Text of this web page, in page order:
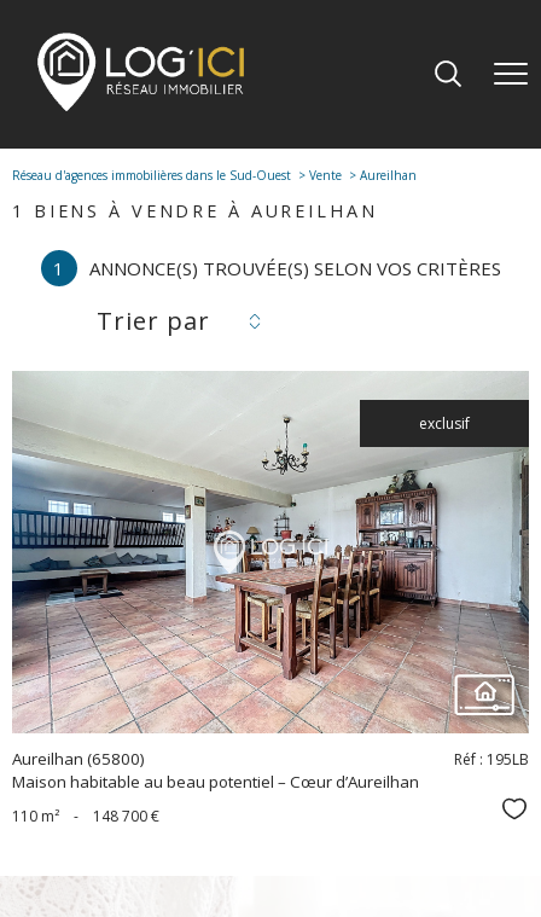
Réseau d'agences immobilières dans le Sud-Ouest Vente Aureilhan
1 BIENS À VENDRE À AUREILHAN
1 ANNONCE(S) TROUVÉE(S) SELON VOS CRITÈRES
Trier par
exclusif
voir le
bien
Aureilhan (65800)
Maison habitable au beau potentiel – Cœur d’Aureilhan
Réf : 195LB
110 m² - 148 700 €